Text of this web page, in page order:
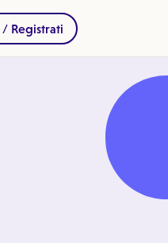
/ Registrati